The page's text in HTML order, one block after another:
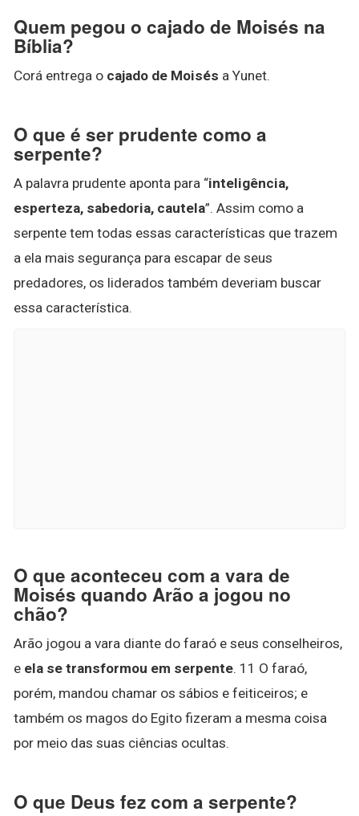
Quem pegou o cajado de Moisés na
Bíblia?
Corá entrega o cajado de Moisés a Yunet.
O que é ser prudente como a
serpente?
A palavra prudente aponta para “inteligência,
esperteza, sabedoria, cautela”. Assim como a
serpente tem todas essas características que trazem
a ela mais segurança para escapar de seus
predadores, os liderados também deveriam buscar
essa característica.
O que aconteceu com a vara de
Moisés quando Arão a jogou no
chão?
Arão jogou a vara diante do faraó e seus conselheiros,
e ela se transformou em serpente. 11 O faraó,
porém, mandou chamar os sábios e feiticeiros; e
também os magos do Egito fizeram a mesma coisa
por meio das suas ciências ocultas.
O que Deus fez com a serpente?